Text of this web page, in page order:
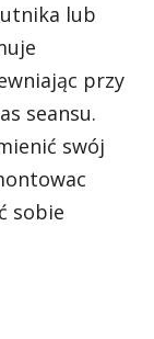
lub
przy
seansu.
swój
sobie